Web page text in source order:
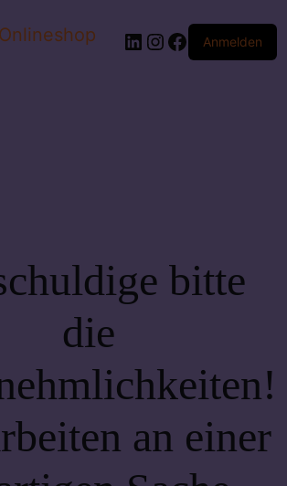
LinkedIn
Instagram
Facebook
Anmelden
bitte
die
an einer